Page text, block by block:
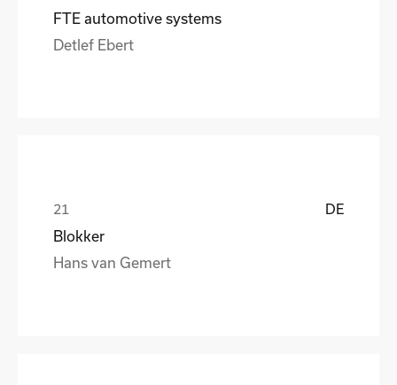
FTE automotive systems
Detlef Ebert
DE
Blokker
Hans van Gemert